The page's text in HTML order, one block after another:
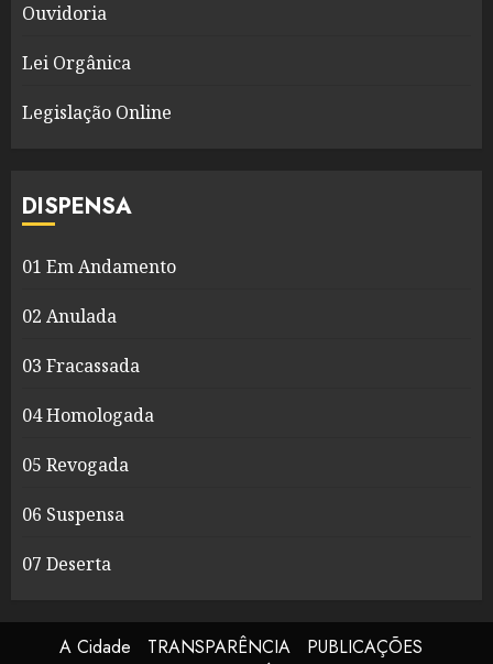
Ouvidoria
Lei Orgânica
Legislação Online
DISPENSA
01 Em Andamento
02 Anulada
03 Fracassada
04 Homologada
05 Revogada
06 Suspensa
07 Deserta
A Cidade TRANSPARÊNCIA
PUBLICAÇÕES